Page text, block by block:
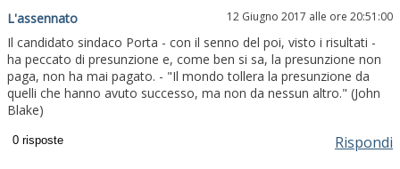
L'assennato 12 Giugno 2017 alle ore 20:51:00
Il candidato sindaco Porta - con il senno del poi, visto i risultati -
ha peccato di presunzione e, come ben si sa, la presunzione non
paga, non ha mai pagato. - "Il mondo tollera la presunzione da
quelli che hanno avuto successo, ma non da nessun altro." (John
Blake)
Rispondi